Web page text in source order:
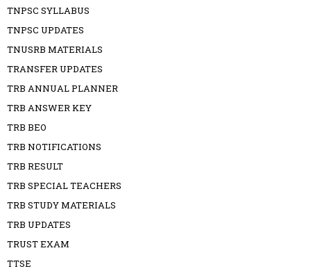
TNPSC SYLLABUS
TNPSC UPDATES
TNUSRB MATERIALS
TRANSFER UPDATES
TRB ANNUAL PLANNER
TRB ANSWER KEY
TRB BEO
TRB NOTIFICATIONS
TRB RESULT
TRB SPECIAL TEACHERS
TRB STUDY MATERIALS
TRB UPDATES
TRUST EXAM
TTSE